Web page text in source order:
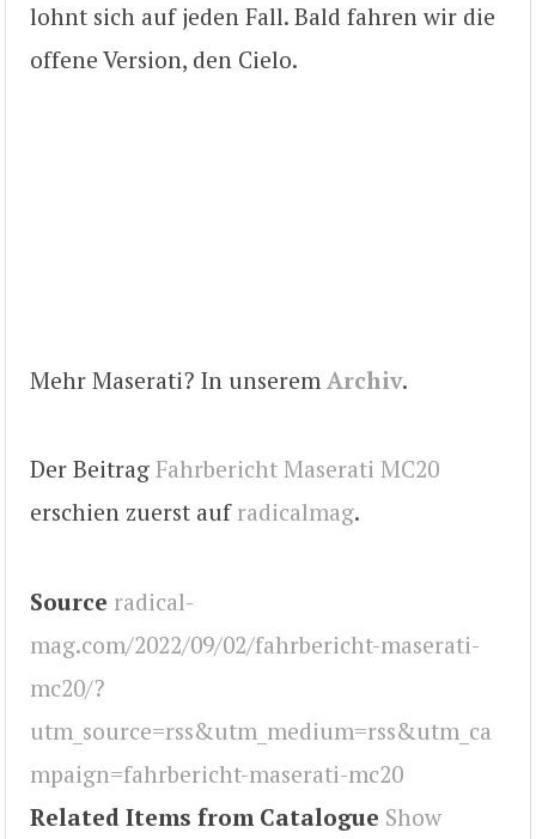
lohnt sich auf jeden Fall. Bald fahren wir die
offene Version, den Cielo.
Mehr Maserati? In unserem Archiv.
Der Beitrag Fahrbericht Maserati MC20
erschien zuerst auf radicalmag.
Source radical-
mag.com/2022/09/02/fahrbericht-maserati-
mc20/?
utm_source=rss&utm_medium=rss&utm_ca
mpaign=fahrbericht-maserati-mc20
Related Items from Catalogue Show